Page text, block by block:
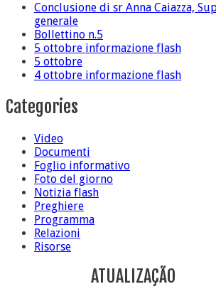
Conclusione di sr Anna Caiazza,
generale
Bollettino n.5
5 ottobre informazione flash
5 ottobre
4 ottobre informazione flash
Categories
Video
Documenti
Foglio informativo
Foto del giorno
Notizia flash
Preghiere
Programma
Relazioni
Risorse
ATUALIZAÇÃO